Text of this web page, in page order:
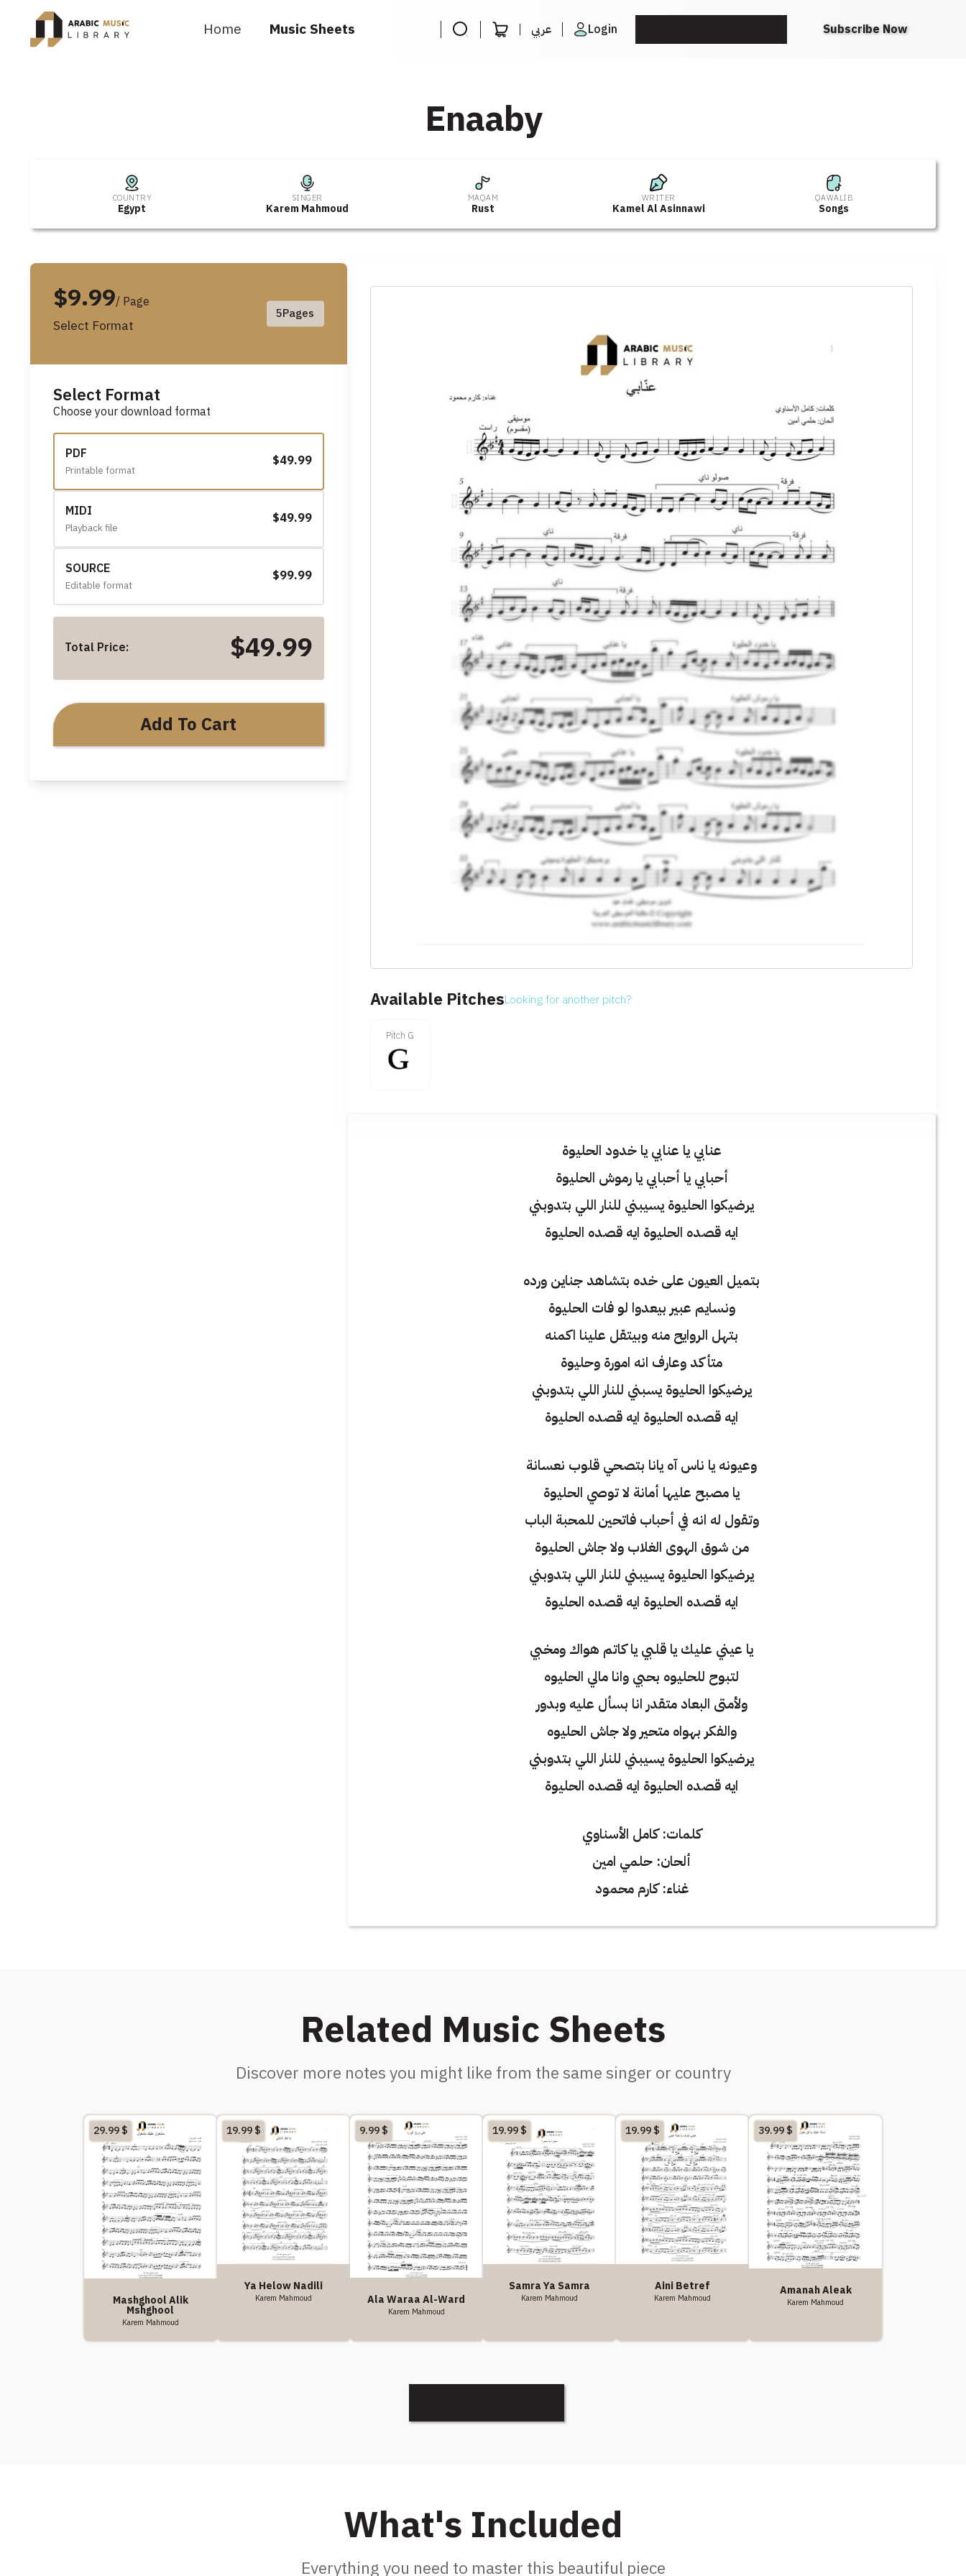
Home Music Sheets عربي Login Subscribe Now
Enaaby
COUNTRY
Egypt
SINGER
Karem Mahmoud
MAQAM
Rust
WRITER
Kamel Al Asinnawi
QAWALIB
Songs
$9.99/ Page
Select Format
5Pages
Select Format
Choose your download format
PDF
Printable format
$49.99
MIDI
Playback file
$49.99
SOURCE
Editable format
$99.99
Total Price: $49.99
Add To Cart
Available PitchesLooking for another pitch?
Pitch G
عنابي يا عنابي يا خدود الحليوة
أحبابي يا أحبابي يا رموش الحليوة
يرضيكوا الحليوة يسيبني للنار اللي بتدوبني
ايه قصده الحليوة ايه قصده الحليوة
بتميل العيون على خده بتشاهد جناين ورده
ونسايم عبير بيعدوا لو فات الحليوة
بتهل الروايح منه وبيتقل علينا اكمنه
متأكد وعارف انه امورة وحليوة
يرضيكوا الحليوة يسبني للنار اللي بتدوبني
ايه قصده الحليوة ايه قصده الحليوة
وعيونه يا ناس آه يانا بتصحي قلوب نعسانة
يا مصبح عليها أمانة لا توصي الحليوة
وتقول له انه في أحباب فاتحين للمحبة الباب
من شوق الهوى الغلاب ولا جاش الحليوة
يرضيكوا الحليوة يسيبني للنار اللي بتدوبني
ايه قصده الحليوة ايه قصده الحليوة
يا عيني عليك يا قلبي يا كاتم هواك ومخبي
لتبوح للحليوه بحبي وانا مالي الحليوه
ولأمتى البعاد متقدر انا بسأل عليه وبدور
والفكر بهواه متحير ولا جاش الحليوه
يرضيكوا الحليوة يسيبني للنار اللي بتدوبني
ايه قصده الحليوة ايه قصده الحليوة
كلمات: كامل الأسناوي
ألحان: حلمي امين
غناء: كارم محمود
Related Music Sheets
Discover more notes you might like from the same singer or country
Mashghool Alik
Mshghool
Karem Mahmoud
29.99$
Ya Helow Nadili
Karem Mahmoud
19.99$
Ala Waraa Al-Ward
Karem Mahmoud
9.99$
Samra Ya Samra
Karem Mahmoud
19.99$
Aini Betref
Karem Mahmoud
19.99$
Amanah Aleak
Karem Mahmoud
39.99$
What's Included
Everything you need to master this beautiful piece